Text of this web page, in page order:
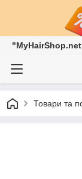
Товари та